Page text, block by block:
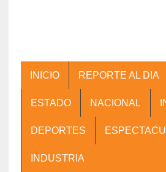
INICIO REPORTE AL DIA
ESTADO NACIONAL
DEPORTES
INDUSTRIA